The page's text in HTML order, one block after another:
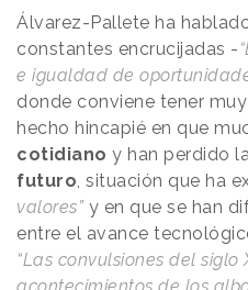
Álvarez-Pallete ha
constantes encrucijadas -
e igualdad de
donde conviene tener
hecho hincapié en que
cotidiano y han perdido
futuro, situación que ha
valores” y en que se han
entre el avance
“Las convulsiones del